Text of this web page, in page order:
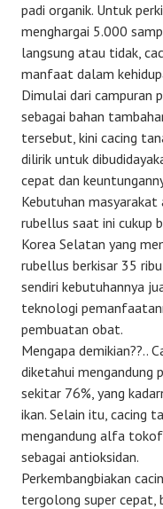
padi organik. Untuk
menghargai 5.000
langsung atau tidak,
manfaat dalam
Dimulai dari campuran
sebagai bahan
tersebut, kini cacing
dilirik untuk
cepat dan
Kebutuhan masyarakat
rubellus saat ini cukup
Korea Selatan yang
rubellus berkisar 35
sendiri kebutuhannya
teknologi
pembuatan obat.
Mengapa demikian??..
diketahui mengandung
sekitar 76%, yang
ikan. Selain itu, cacing
mengandung alfa
sebagai antioksidan.
Perkembangbiakan
tergolong super cepat,